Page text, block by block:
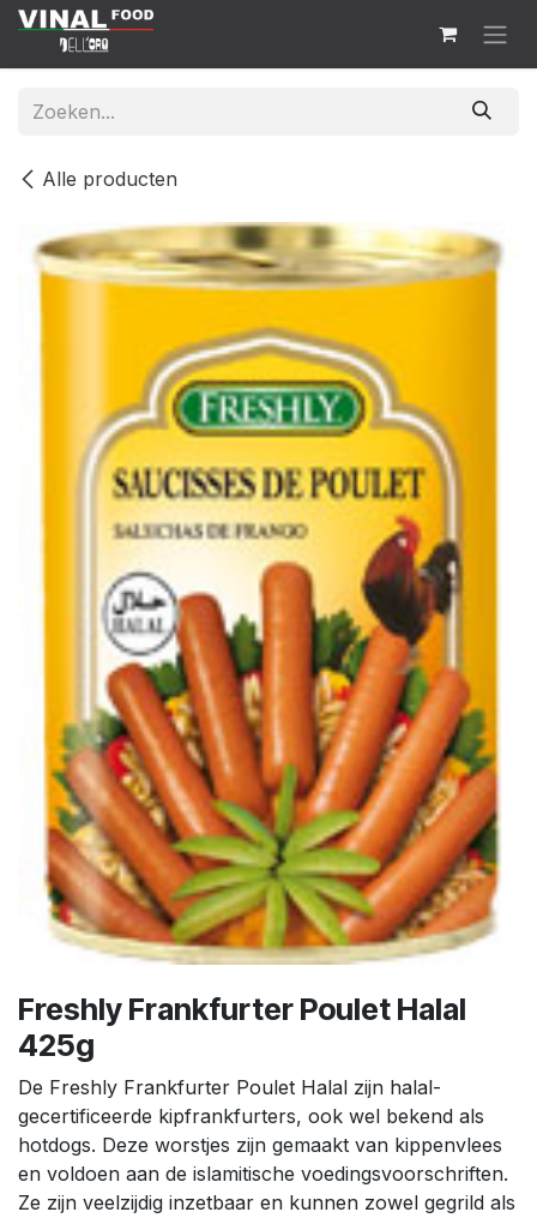
Overslaan naar inhoud
Alle producten
Freshly Frankfurter Poulet Halal
425g
De Freshly Frankfurter Poulet Halal zijn halal-
gecertificeerde kipfrankfurters, ook wel bekend als
hotdogs. Deze worstjes zijn gemaakt van kippenvlees
en voldoen aan de islamitische voedingsvoorschriften.
Ze zijn veelzijdig inzetbaar en kunnen zowel gegrild als